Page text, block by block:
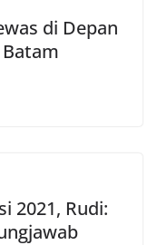
di Depan
2021, Rudi: